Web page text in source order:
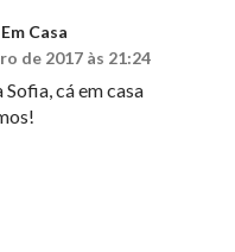
Casa
de 2017 às 21:24
cá em casa